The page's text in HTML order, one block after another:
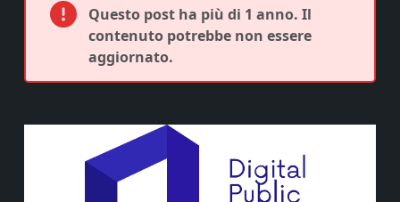
Questo post ha più di 1 anno. Il
contenuto potrebbe non essere
aggiornato.